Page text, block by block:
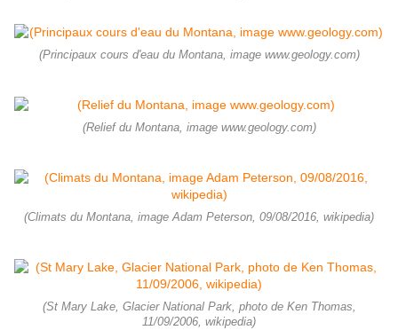
(Principaux cours d'eau du Montana, image www.geology.com)
(Relief du Montana, image www.geology.com)
(Climats du Montana, image Adam Peterson, 09/08/2016, wikipedia)
(St Mary Lake, Glacier National Park, photo de Ken Thomas,
11/09/2006, wikipedia)